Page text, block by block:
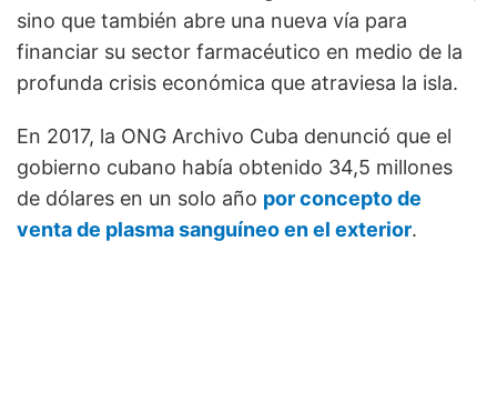
sino que también abre una nueva vía para
financiar su sector farmacéutico en medio de la
profunda crisis económica que atraviesa la isla.
En 2017, la ONG Archivo Cuba denunció que el
gobierno cubano había obtenido 34,5 millones
de dólares en un solo año por concepto de
venta de plasma sanguíneo en el exterior.